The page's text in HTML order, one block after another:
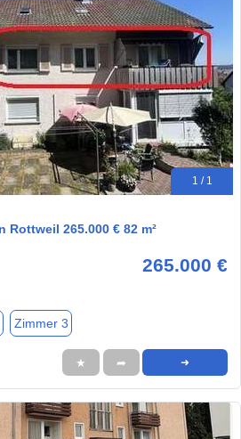
1 / 1
265.000 € 82 m²
265.000 €
Zimmer 3
★ ➦ ➜